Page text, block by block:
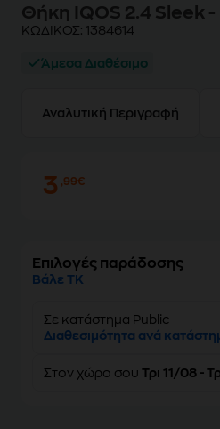
Θήκη IQOS 2.4 Sleek -
ΚΩΔΙΚΟΣ: 1384614
Άμεσα Διαθέσιμο
Αναλυτική Περιγραφή
3,99€
Επιλογές παράδοσης
Βάλε ΤΚ
Σε κατάστημα Public
Διαθεσιμότητα ανά
Στον χώρο σου Τρι 11/08 -